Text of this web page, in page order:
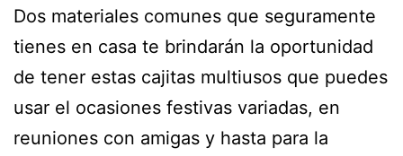
Dos materiales comunes que seguramente
tienes en casa te brindarán la oportunidad
de tener estas cajitas multiusos que puedes
usar el ocasiones festivas variadas, en
reuniones con amigas y hasta para la